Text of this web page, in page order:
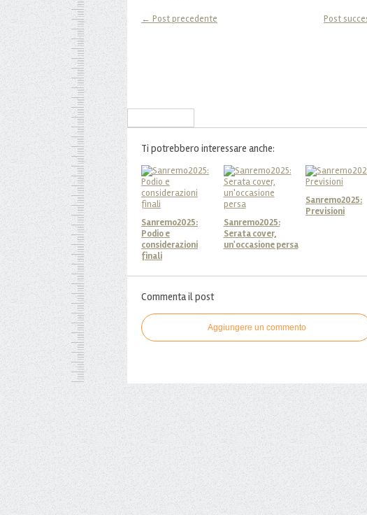
← Post precedente Post
Ti potrebbero interessare anche:
Sanremo2025:
Podio e
considerazioni
finali
Sanremo2025:
Serata cover,
un'occasione persa
Sanremo2025:
Previsioni
Commenta il post
Aggiungere un commento